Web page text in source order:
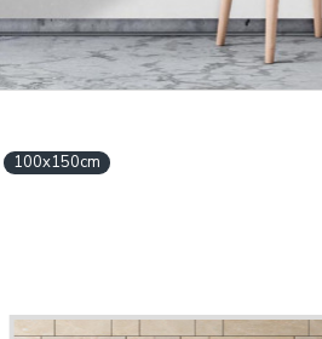
100x150cm